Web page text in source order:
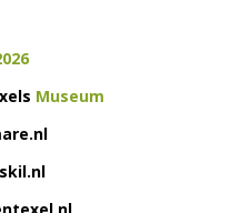
Museum